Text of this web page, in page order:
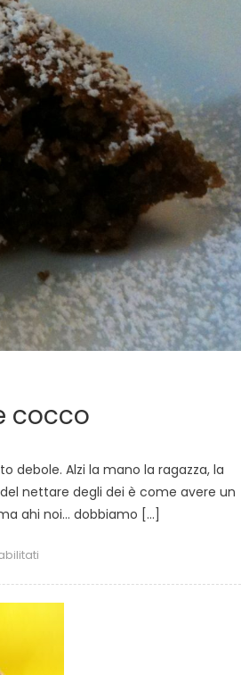
:)
cocco
debole. Alzi la mano la ragazza, la
nettare degli dei è come avere un
ahi noi… dobbiamo […]